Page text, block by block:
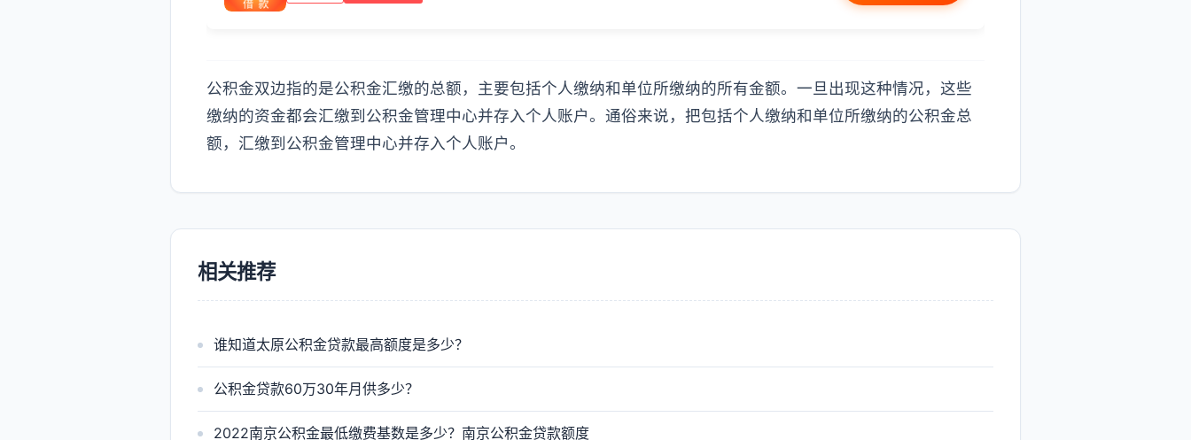
公积金双边指的是公积金汇缴的总额，主要包括个人缴纳和单位所缴纳的所有金额。一旦出现这种情况，这些
缴纳的资金都会汇缴到公积金管理中心并存入个人账户。通俗来说，把包括个人缴纳和单位所缴纳的公积金总
额，汇缴到公积金管理中心并存入个人账户。
相关推荐
谁知道太原公积金贷款最高额度是多少？
公积金贷款60万30年月供多少？
2022南京公积金最低缴费基数是多少？南京公积金贷款额度